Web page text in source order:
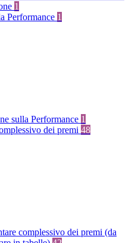
1
Performance 1
sulla Performance 1
dei premi 48
complessivo dei premi (da